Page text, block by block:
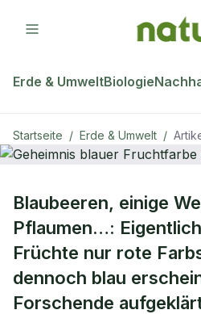
Erde & UmweltBiologie
Startseite / Erde & Umwelt /
Geheimnis blauer
gelüftet
Blaubeeren, einige
Pflaumen…:
Früchte nur rote
dennoch blau
Forschende